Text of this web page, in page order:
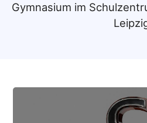
Gymnasium im